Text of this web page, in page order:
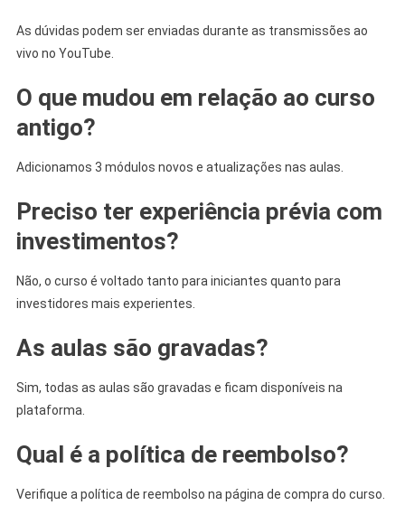
As dúvidas podem ser enviadas durante as transmissões ao
vivo no YouTube.
O que mudou em relação ao curso
antigo?
Adicionamos 3 módulos novos e atualizações nas aulas.
Preciso ter experiência prévia com
investimentos?
Não, o curso é voltado tanto para iniciantes quanto para
investidores mais experientes.
As aulas são gravadas?
Sim, todas as aulas são gravadas e ficam disponíveis na
plataforma.
Qual é a política de reembolso?
Verifique a política de reembolso na página de compra do curso.